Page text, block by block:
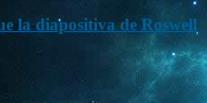
la diapositiva de Roswell